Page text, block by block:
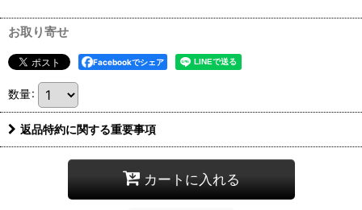
お取り寄せ
Facebookでシェア
数量:
返品特約に関する重要事項
カートに入れる